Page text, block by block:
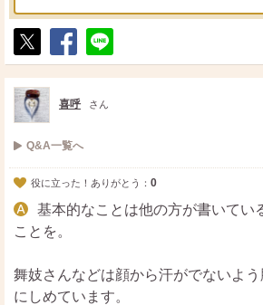
ポ
ス
ト
シ
ェ
送
る
喜呼 さん
Q&A一覧へ
役に立った！ありがとう： 0
基本的なことは他の方が書いてい
ことを。
舞妓さんなどは顔から汗がでないよ
にしめています。